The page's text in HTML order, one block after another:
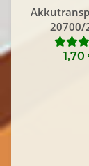
20700/
1,70